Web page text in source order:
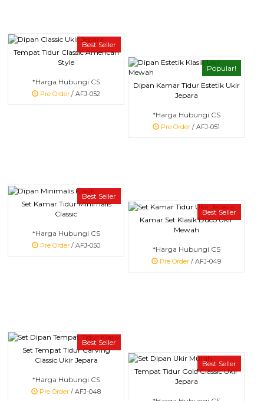
Best Seller
Tempat Tidur Classic American
Style
*Harga Hubungi CS
Pre Order / AFJ-052
Popular!
Dipan Kamar Tidur Estetik Ukir
Jepara
*Harga Hubungi CS
Pre Order / AFJ-051
Best Seller
Set Kamar Tidur Minimalis
Classic
*Harga Hubungi CS
Pre Order / AFJ-050
Best Seller
Kamar Set Klasik Duco Ukir
Mewah
*Harga Hubungi CS
Pre Order / AFJ-049
Best Seller
Set Tempat Tidur Carving
Classic Ukir Jepara
*Harga Hubungi CS
Pre Order / AFJ-048
Best Seller
Tempat Tidur Gold Classic Ukir
Jepara